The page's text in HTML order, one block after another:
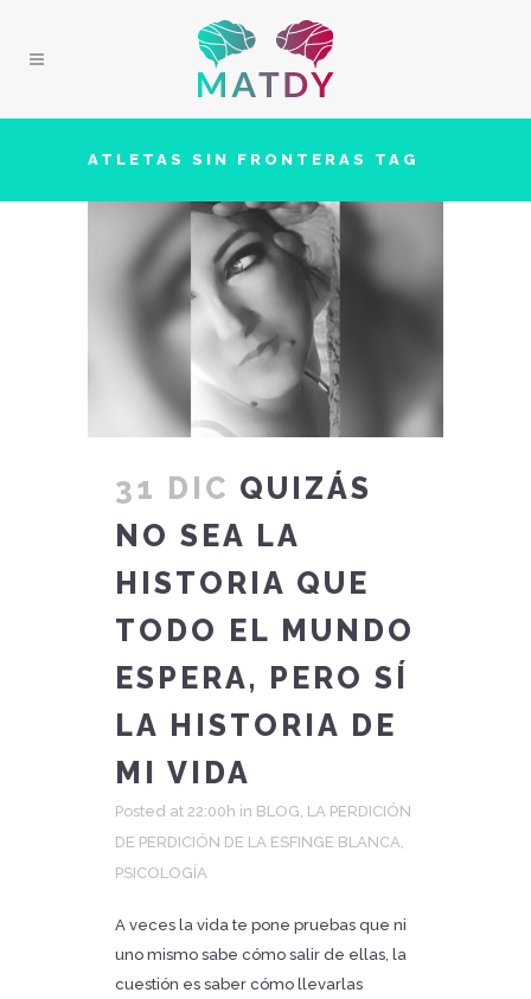
ATLETAS SIN FRONTERAS TAG
31 DIC QUIZÁS
NO SEA LA
HISTORIA QUE
TODO EL MUNDO
ESPERA, PERO SÍ
LA HISTORIA DE
MI VIDA
Posted at 22:00h in BLOG, LA PERDICIÓN
DE PERDICIÓN DE LA ESFINGE BLANCA,
PSICOLOGÍA
A veces la vida te pone pruebas que ni
uno mismo sabe cómo salir de ellas, la
cuestión es saber cómo llevarlas